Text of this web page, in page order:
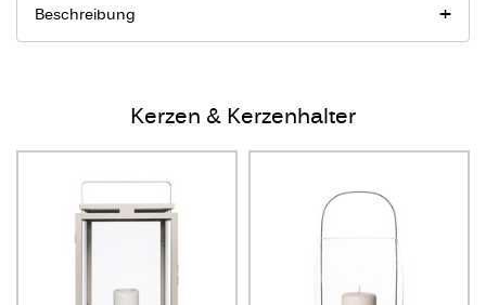
Beschreibung
Kerzen & Kerzenhalter